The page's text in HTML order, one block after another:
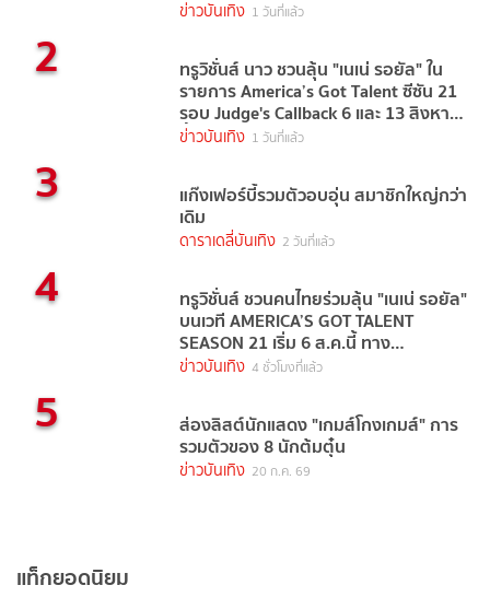
ข่าวบันเทิง 1 วันที่แล้ว
2 ทรูวิชั่นส์ นาว ชวนลุ้น "เนเน่ รอยัล" ใน
รายการ America’s Got Talent ซีซัน 21
รอบ Judge's Callback 6 และ 13 สิงหาคม
นี้
ข่าวบันเทิง 1 วันที่แล้ว
3 แก๊งเฟอร์บี้รวมตัวอบอุ่น สมาชิกใหญ่กว่า
เดิม
ดาราเดลี่บันเทิง 2 วันที่แล้ว
4 ทรูวิชั่นส์ ชวนคนไทยร่วมลุ้น "เนเน่ รอยัล"
บนเวที AMERICA’S GOT TALENT
SEASON 21 เริ่ม 6 ส.ค.นี้ ทาง
TrueVisions NOW
ข่าวบันเทิง 4 ชั่วโมงที่แล้ว
5 ส่องลิสต์นักแสดง "เกมส์โกงเกมส์" การ
รวมตัวของ 8 นักต้มตุ๋น
ข่าวบันเทิง 20 ก.ค. 69
แท็กยอดนิยม